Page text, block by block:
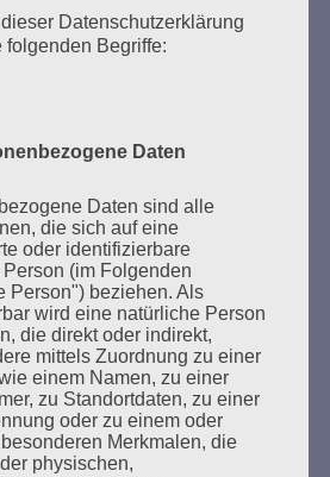
dem Ort, wo im Mai 1933 NS-
lesezeichen-setzen.de
ERINNERN BEGINNT IN
Datenschutzerklärung
folgenden Begriffe:
Daten
Daten sind alle
die sich auf eine
oder identifizierbare
(im Folgenden
Person") beziehen. Als
wird eine natürliche Person
die direkt oder indirekt,
mittels Zuordnung zu einer
einem Namen, zu einer
zu Standortdaten, zu einer
oder zu einem oder
Merkmalen, die
physischen,